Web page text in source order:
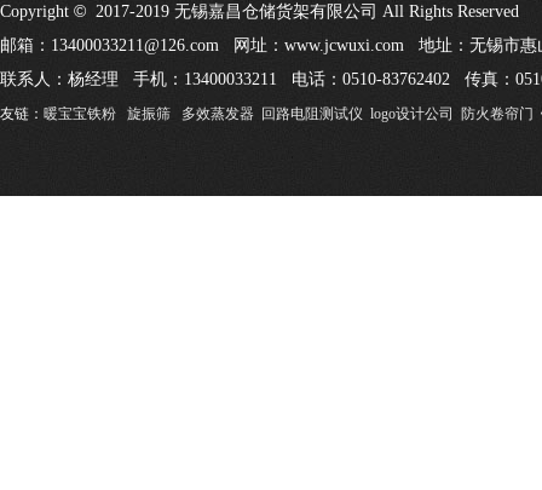
Copyright © 2017-2019 无锡嘉昌仓储货架有限公司 All Rights Reserved
邮箱：13400033211@126.com 网址：www.jcwuxi.com 地址：无锡市
联系人：杨经理 手机：13400033211 电话：0510-83762402 传真：
友链： 暖宝宝铁粉 旋振筛 多效蒸发器 回路电阻测试仪 logo设计公司 防火卷帘门